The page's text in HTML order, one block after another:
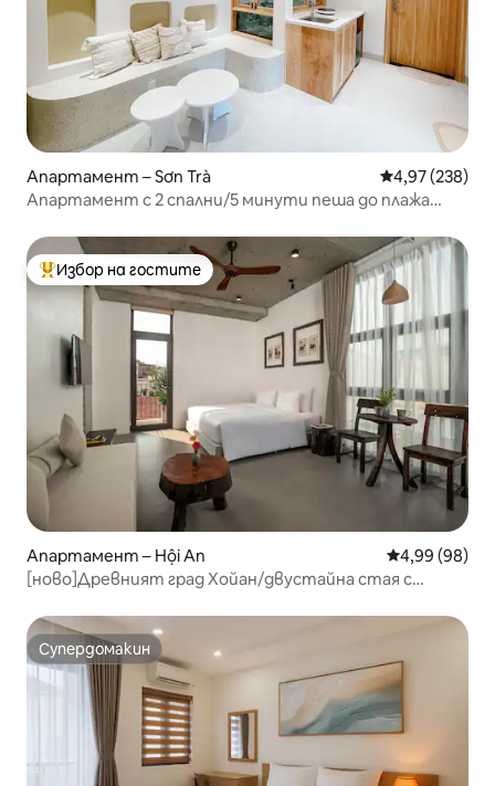
Апартамент – Sơn Trà Средна
4,97 (238)
Апартамент с 2 спални/5 минути пеша до плажа
Най-популярен избор на гостите
Избор на гостите
Апартамент – Hội An Средна
4,99 (98)
[ново]Древният град Хойан/двустайна стая с
Супердомакин
Супердомакин